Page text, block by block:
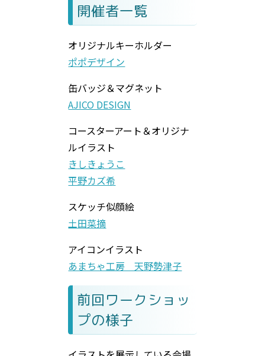
開催者一覧
オリジナルキーホルダー
ポポデザイン
缶バッジ＆マグネット
AJICO DESIGN
コースターアート＆オリジナ
ルイラスト
きしきょうこ
平野カズ希
スケッチ似顔絵
土田菜摘
アイコンイラスト
あまちゃ工房 天野勢津子
前回ワークショッ
プの様子